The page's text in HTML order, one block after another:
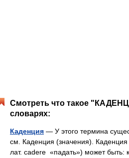
Смотреть что такое
словарях:
Каденция — У этого термина
см. Каденция (значения).
лат. cadere «падать») может быть: